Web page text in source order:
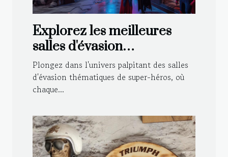
Explorez les meilleures
salles d'évasion
thématiques de super-
héros
Plongez dans l'univers palpitant des salles
d'évasion thématiques de super-héros, où
chaque...